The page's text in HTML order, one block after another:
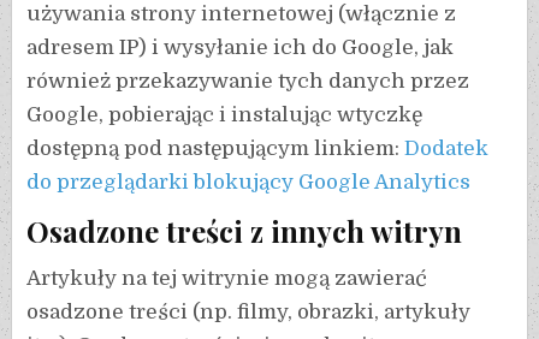
używania strony internetowej (włącznie z
adresem IP) i wysyłanie ich do Google, jak
również przekazywanie tych danych przez
Google, pobierając i instalując wtyczkę
dostępną pod następującym linkiem:Dodatek
do przeglądarki blokujący Google Analytics
Osadzone treści z innych witryn
Artykuły na tej witrynie mogą zawierać
osadzone treści (np. filmy, obrazki, artykuły